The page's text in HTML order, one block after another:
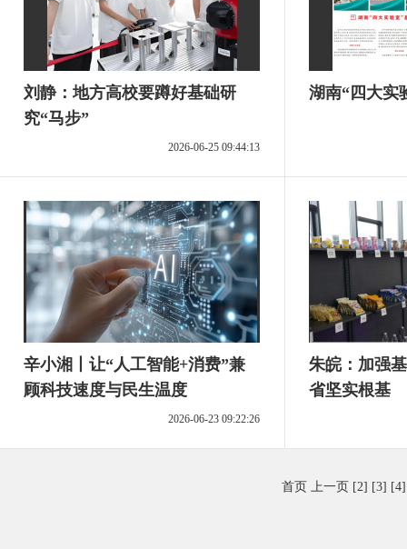
刘静：地方高校要蹲好基础研
究“马步”
2026-06-25 09:44:13
湖南“四大实
辛小湘丨让“人工智能+消费”兼
顾科技速度与民生温度
2026-06-23 09:22:26
朱皖：加强
省坚实根基
首页 上一页 [2] [3] [4]